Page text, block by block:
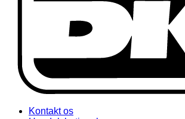
Kontakt os